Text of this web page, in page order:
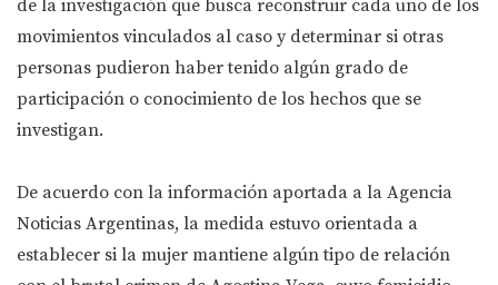
de la investigación que busca reconstruir cada uno de los
movimientos vinculados al caso y determinar si otras
personas pudieron haber tenido algún grado de
participación o conocimiento de los hechos que se
investigan.
De acuerdo con la información aportada a la Agencia
Noticias Argentinas, la medida estuvo orientada a
establecer si la mujer mantiene algún tipo de relación